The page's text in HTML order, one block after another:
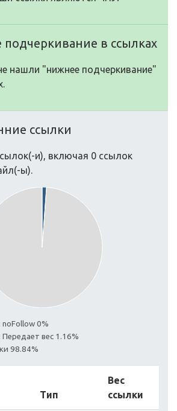
в ссылках
нашли "нижнее подчеркивание"
ссылки
и), включая 0 ссылок
ы).
0%
вес 1.16%
98.84%
Тип
Вес
ссылки